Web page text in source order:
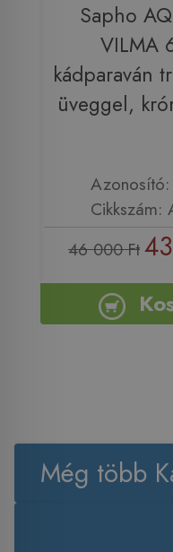
Sapho
VILMA
kádparaván
üveggel,
Cikkszám:
46 000 Ft
Még több